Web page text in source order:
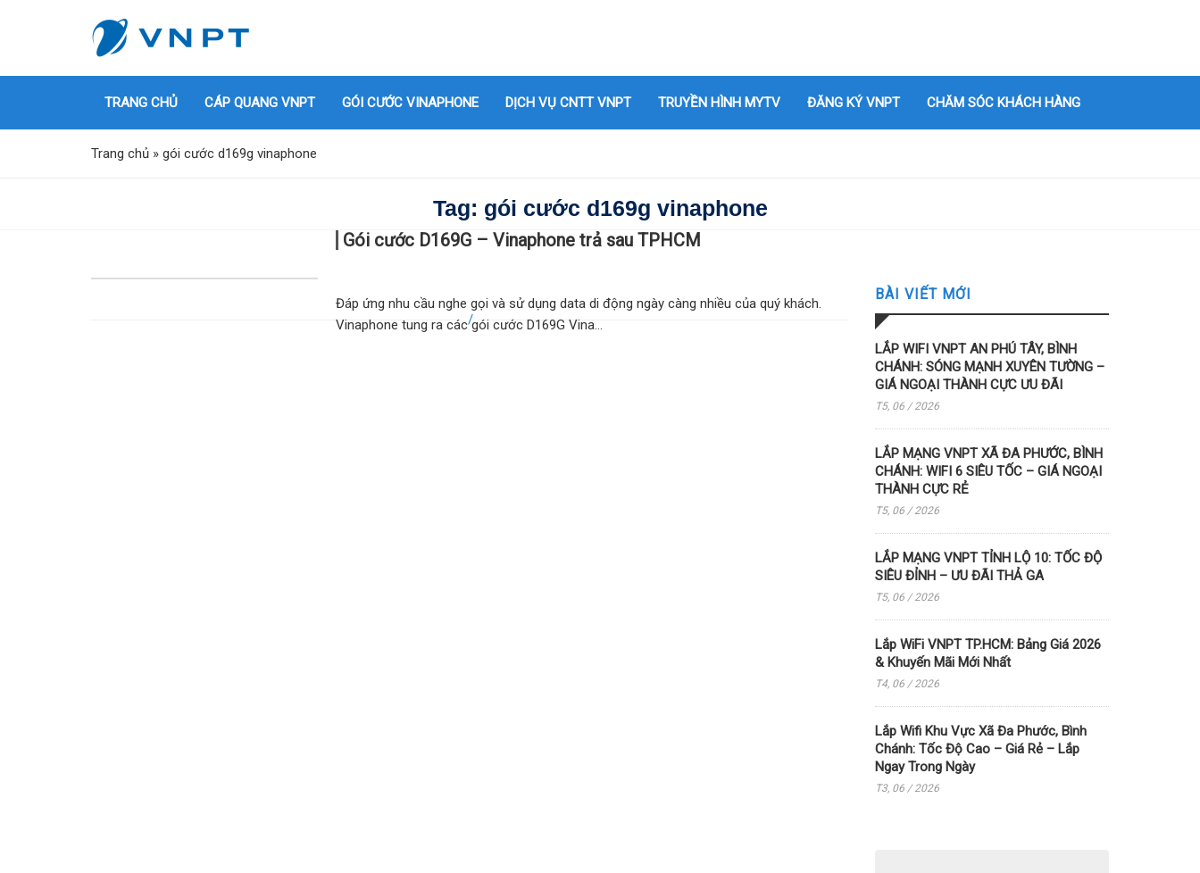
TRANG CHỦ CÁP QUANG VNPT GÓI CƯỚC VINAPHONE DỊCH VỤ CNTT VNPT TRUYỀN HÌNH MYTV ĐĂNG KÝ VNPT CHĂM SÓC KHÁCH HÀNG
Trang chủ » gói cước d169g vinaphone
Tag: gói cước d169g vinaphone
Gói cước D169G – Vinaphone trả sau TPHCM
Đáp ứng nhu cầu nghe gọi và sử dụng data di động ngày càng nhiều của quý khách.
Vinaphone tung ra các gói cước D169G Vina...
BÀI VIẾT MỚI
LẮP WIFI VNPT AN PHÚ TÂY, BÌNH
CHÁNH: SÓNG MẠNH XUYÊN TƯỜNG –
GIÁ NGOẠI THÀNH CỰC ƯU ĐÃI
T5, 06 / 2026
LẮP MẠNG VNPT XÃ ĐA PHƯỚC, BÌNH
CHÁNH: WIFI 6 SIÊU TỐC – GIÁ NGOẠI
THÀNH CỰC RẺ
T5, 06 / 2026
LẮP MẠNG VNPT TỈNH LỘ 10: TỐC ĐỘ
SIÊU ĐỈNH – ƯU ĐÃI THẢ GA
T5, 06 / 2026
Lắp WiFi VNPT TP.HCM: Bảng Giá 2026
& Khuyến Mãi Mới Nhất
T4, 06 / 2026
Lắp Wifi Khu Vực Xã Đa Phước, Bình
Chánh: Tốc Độ Cao – Giá Rẻ – Lắp
Ngay Trong Ngày
T3, 06 / 2026